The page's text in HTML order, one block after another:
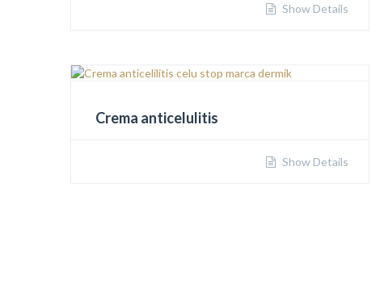
Show Details
Crema anticelulitis
Show Details